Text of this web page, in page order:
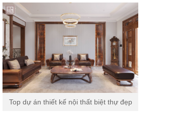
Top dự án thiết kế nội thất biệt thự đẹp